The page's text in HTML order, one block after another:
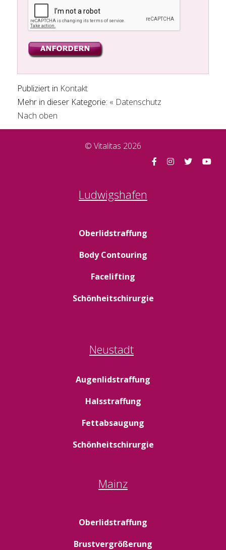
Publiziert in Kontakt
Mehr in dieser Kategorie: « Datenschutz
Nach oben
© Vitalitas 2026
Ludwigshafen
Oberlidstraffung
Body Contouring
Facelifting
Schönheitschirurgie
Neustadt
Augenlidstraffung
Halsstraffung
Fettabsaugung
Schönheitschirurgie
Mainz
Oberlidstraffung
Brustvergrößerung